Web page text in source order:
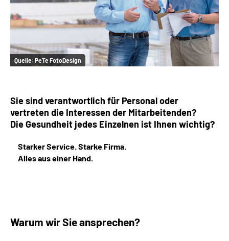
Leichte Sprache
Suche
Quelle: PeTe FotoDesign
Sie sind verantwortlich für Personal oder
vertreten die Interessen der Mitarbeitenden?
Die Gesundheit jedes Einzelnen ist Ihnen wichtig?
Starker Service. Starke Firma.
Alles aus einer Hand.
Warum wir Sie ansprechen?